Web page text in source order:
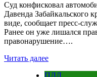
Суд конфисковал
Давенда Забайкальского
виде, сообщает пресс-
Ранее он уже лишался
правонарушение….
Читать далее